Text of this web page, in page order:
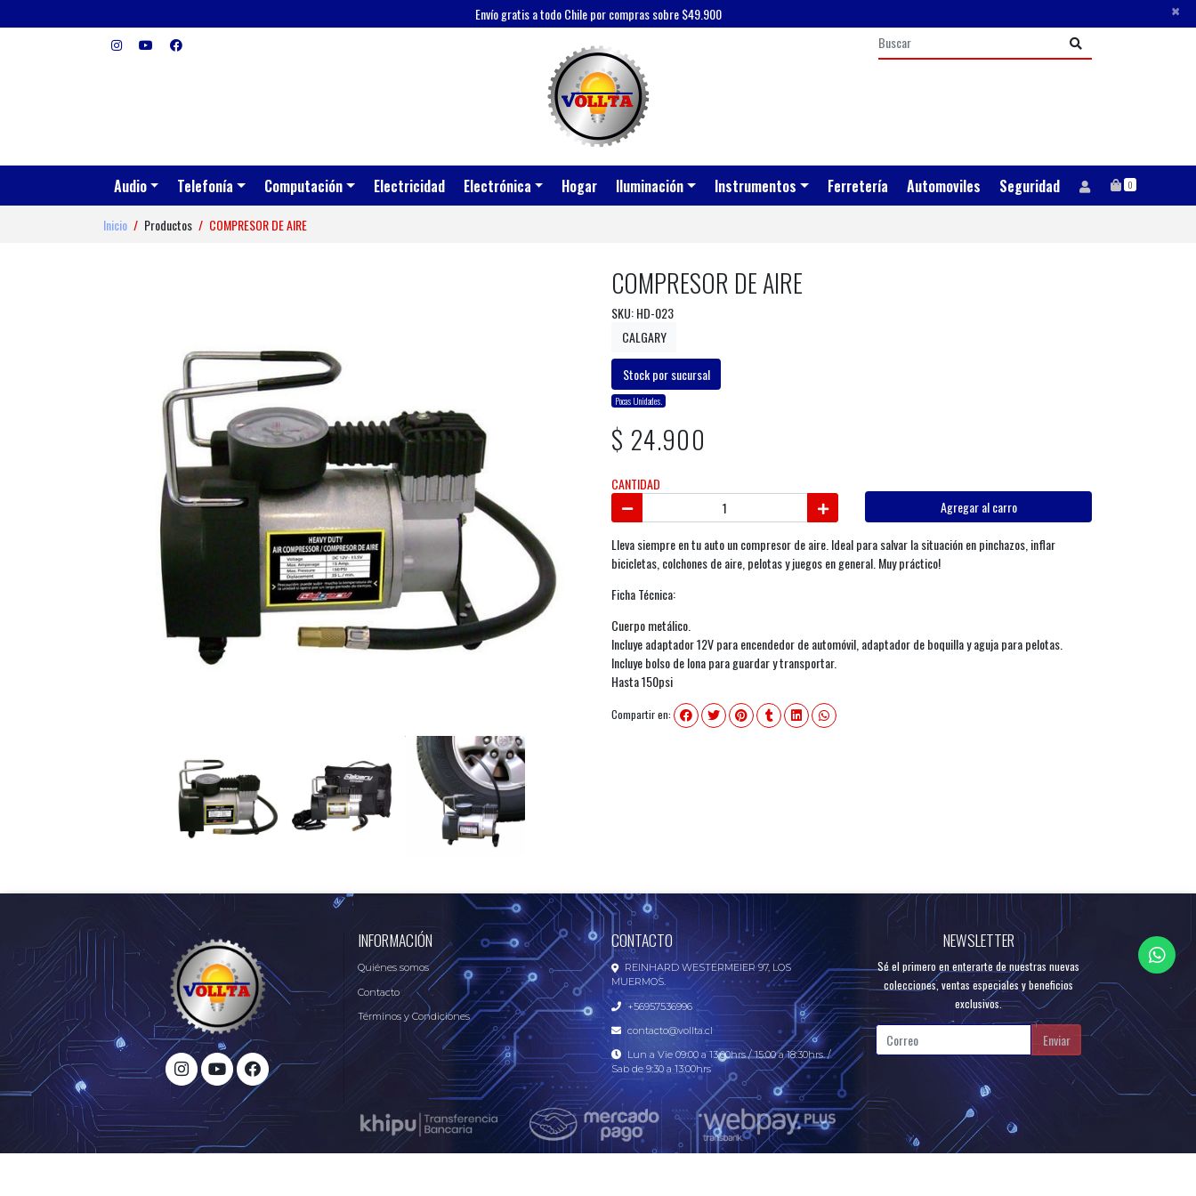
Envío gratis a todo Chile por compras sobre $49.900 ×
Audio Telefonía Computación Electricidad Electrónica Hogar Iluminación Instrumentos Ferretería Automoviles Seguridad 0
Inicio Productos COMPRESOR DE AIRE
COMPRESOR DE AIRE
SKU: HD-023
CALGARY
Stock por sucursal
Pocas Unidades.
$ 24.900
CANTIDAD
Agregar al carro
Lleva siempre en tu auto un compresor de aire. Ideal para salvar la situación en pinchazos, inflar
bicicletas, colchones de aire, pelotas y juegos en general. Muy práctico!
Ficha Técnica:
Cuerpo metálico.
Incluye adaptador 12V para encendedor de automóvil, adaptador de boquilla y aguja para pelotas.
Incluye bolso de lona para guardar y transportar.
Hasta 150psi
Compartir en:
INFORMACIÓN
Quiénes somos
Contacto
Términos y Condiciones
CONTACTO
REINHARD WESTERMEIER 97, LOS
MUERMOS.
+56957536996
contacto@vollta.cl
Lun a Vie 09:00 a 13:00hrs / 15:00 a 18:30hrs. /
Sab de 9:30 a 13:00hrs
NEWSLETTER
Sé el primero en enterarte de nuestras nuevas
colecciones, ventas especiales y beneficios
exclusivos.
Enviar